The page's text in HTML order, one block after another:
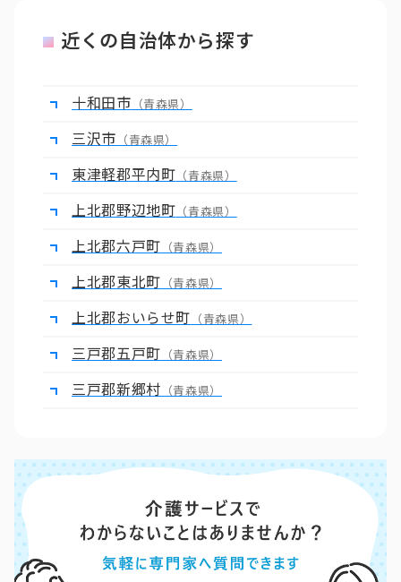
近くの自治体から探す
十和田市 （青森県）
三沢市 （青森県）
東津軽郡平内町 （青森県）
上北郡野辺地町 （青森県）
上北郡六戸町 （青森県）
上北郡東北町 （青森県）
上北郡おいらせ町 （青森県）
三戸郡五戸町 （青森県）
三戸郡新郷村 （青森県）